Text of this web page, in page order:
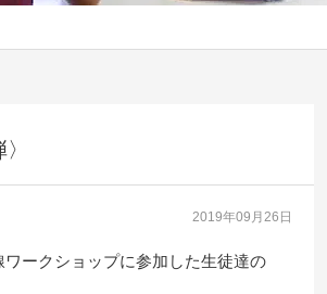
2019年09月26日
ークショップに参加した生徒達の